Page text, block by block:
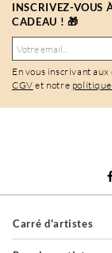
INSCRIVEZ-VOUS
CADEAU ! 🎁
En vous inscrivant
CGV et notre
Carré d'artistes